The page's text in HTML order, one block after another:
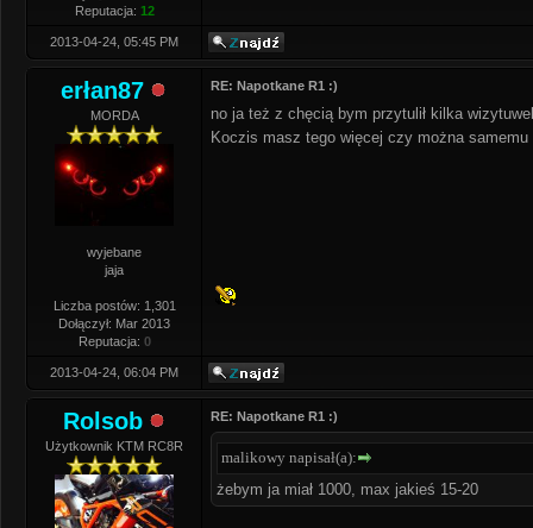
Reputacja: 12
2013-04-24, 05:45 PM
erłan87
MORDA
wyjebane
jaja
Liczba postów: 1,301
Dołączył: Mar 2013
Reputacja: 0
RE: Napotkane R1 :)
no ja też z chęcią bym przytulił kilka
Koczis masz tego więcej czy można
2013-04-24, 06:04 PM
Rolsob
Użytkownik KTM RC8R
RE: Napotkane R1 :)
malikowy napisał(a):
żebym ja miał 1000, max jakieś 15-20